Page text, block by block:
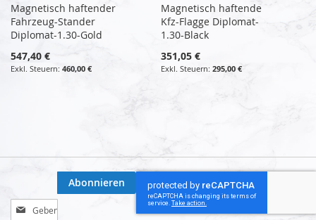
Magnetisch haftender
Fahrzeug-Stander
Diplomat-1.30-Gold
547,40 €
460,00 €
Magnetisch haftende
Kfz-Flagge Diplomat-
1.30-Black
351,05 €
295,00 €
Melden
Abonnieren